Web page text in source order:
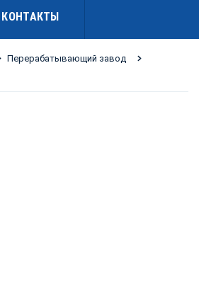
КОНТАКТЫ
Перерабатывающий завод